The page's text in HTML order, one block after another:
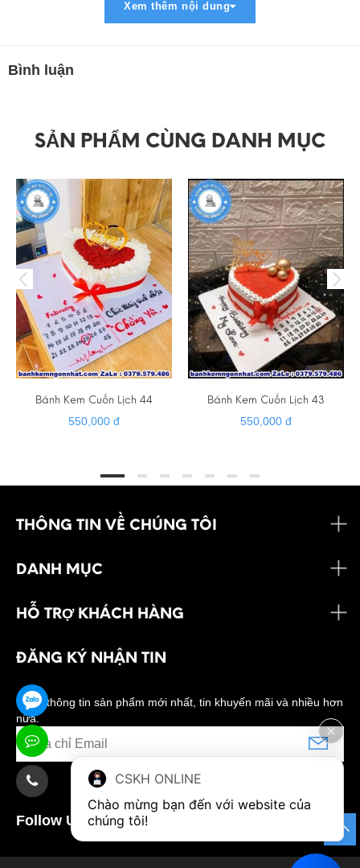
✅ Miễn phí vận chuyển trong bán kính 5km
, Momo
➖➖➖➖➖➖➖➖➖➖➖➖➖➖➖➖
☎ HOTLINE - ZALO - VIBER : 0379 579 486
➡️ Website :banhkemngonnhat.com
➡️ Gmail :
banhkemhiendai@gmail.com
➡️ Giao hàng tận nơi
➡️ Cảm ơn quý khách đã luôn tin tưởng và hỗ trợ ❤️
Xem thêm nội dung
Bình luận
SẢN PHẨM CÙNG DANH MỤC
Bánh Kem Cuốn Lịch 44
550,000 đ
Bánh Kem Cuốn Lịch 43
550,000 đ
THÔNG TIN VỀ CHÚNG TÔI
DANH MỤC
HỖ TRỢ KHÁCH HÀNG
ĐĂNG KÝ NHẬN TIN
Nhận thông tin sản phẩm mới nhất, tin khuyến mãi và nhiều hơn
nữa.
Follow Us:
CSKH ONLINE
Chào mừng bạn đến với website của
chúng tôi!